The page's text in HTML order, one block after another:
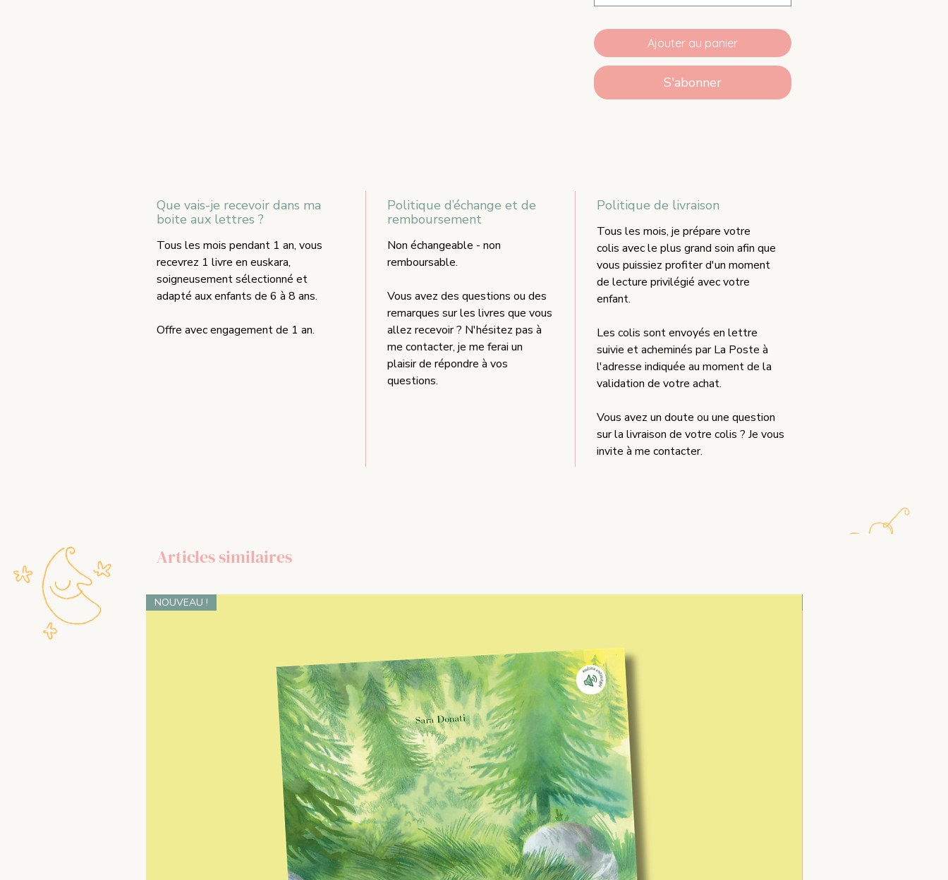
Ajouter au panier
S'abonner
Que vais-je recevoir dans ma
boite aux lettres ?
Tous les mois pendant 1 an, vous
recevrez 1 livre en euskara,
soigneusement sélectionné et
adapté aux enfants de 6 à 8 ans.
Offre avec engagement de 1 an.
Politique d’échange et de
remboursement
Non échangeable - non
remboursable.
Vous avez des questions ou des
remarques sur les livres que vous
allez recevoir ? N'hésitez pas à
me contacter, je me ferai un
plaisir de répondre à vos
questions.
Politique de livraison
Tous les mois, je prépare votre
colis avec le plus grand soin afin que
vous puissiez profiter d'un moment
de lecture privilégié avec votre
enfant.
Les colis sont envoyés en lettre
suivie et acheminés par La Poste à
l'adresse indiquée au moment de la
validation de votre achat.
Vous avez un doute ou une question
sur la livraison de votre colis ? Je vous
invite à me contacter.
Articles similaires
NOUVEAU !